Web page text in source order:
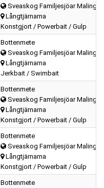
Sveaskog Familjesjöar
Långtjärnarna
Konstgjort / Powerbait / Gulp
Bottenmete
Sveaskog Familjesjöar
Långtjärnarna
Jerkbait / Swimbait
Bottenmete
Sveaskog Familjesjöar
Långtjärnarna
Konstgjort / Powerbait / Gulp
Bottenmete
Sveaskog Familjesjöar
Långtjärnarna
Konstgjort / Powerbait / Gulp
Bottenmete